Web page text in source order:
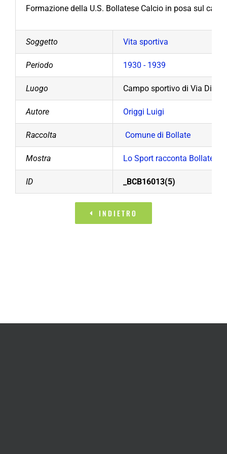
Formazione della U.S. Bollatese Calcio in posa sul
Soggetto Vita sportiva
Periodo 1930 - 1939
Luogo Campo sportivo di Via Diaz
Autore Origgi Luigi
Raccolta Comune di Bollate
Mostra Lo Sport racconta Bollate
ID _BCB16013(5)
INDIETRO